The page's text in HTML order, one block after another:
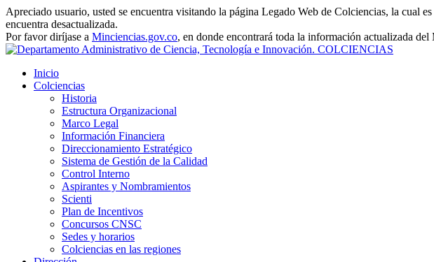
Apreciado usuario, usted se encuentra visitando la página Legado Web de Colciencias, la cual
encuentra desactualizada.
Por favor diríjase a Minciencias.gov.co, en donde encontrará toda la información actualizada
Inicio
Colciencias
Historia
Estructura Organizacional
Marco Legal
Información Financiera
Direccionamiento Estratégico
Sistema de Gestión de la Calidad
Control Interno
Aspirantes y Nombramientos
Scienti
Plan de Incentivos
Concursos CNSC
Sedes y horarios
Colciencias en las regiones